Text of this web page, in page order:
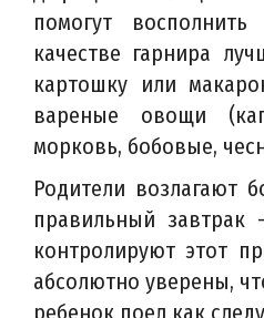
помогут
качестве гарнира
картошку или
вареные овощи
морковь, бобовые,
Родители возлагают
правильный
контролируют этот
абсолютно уверены,
ребенок поел как